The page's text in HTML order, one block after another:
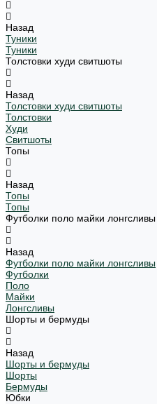
Назад
Туники
Туники
Толстовки худи свитшоты
Назад
Толстовки худи свитшоты
Толстовки
Худи
Свитшоты
Топы
Назад
Топы
Топы
Футболки поло майки лонгсливы
Назад
Футболки поло майки лонгсливы
Футболки
Поло
Майки
Лонгсливы
Шорты и бермуды
Назад
Шорты и бермуды
Шорты
Бермуды
Юбки